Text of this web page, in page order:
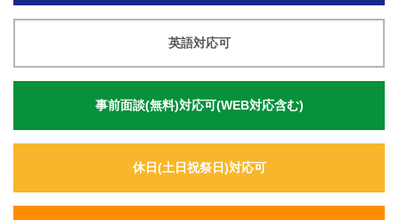
英語対応可
事前面談(無料)対応可(WEB対応含む)
休日(土日祝祭日)対応可